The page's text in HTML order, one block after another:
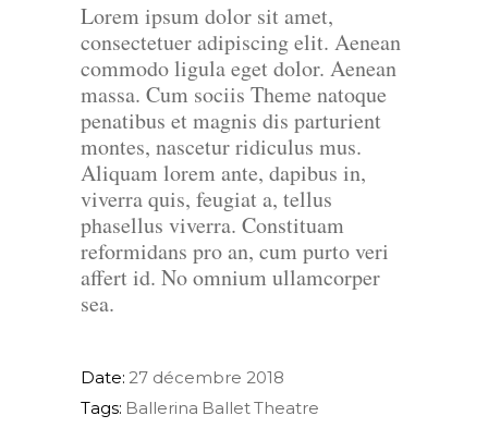
Lorem ipsum dolor sit amet,
consectetuer adipiscing elit. Aenean
commodo ligula eget dolor. Aenean
massa. Cum sociis Theme natoque
penatibus et magnis dis parturient
montes, nascetur ridiculus mus.
Aliquam lorem ante, dapibus in,
viverra quis, feugiat a, tellus
phasellus viverra. Constituam
reformidans pro an, cum purto veri
affert id. No omnium ullamcorper
sea.
Date: 27 décembre 2018
Tags: Ballerina BalletTheatre